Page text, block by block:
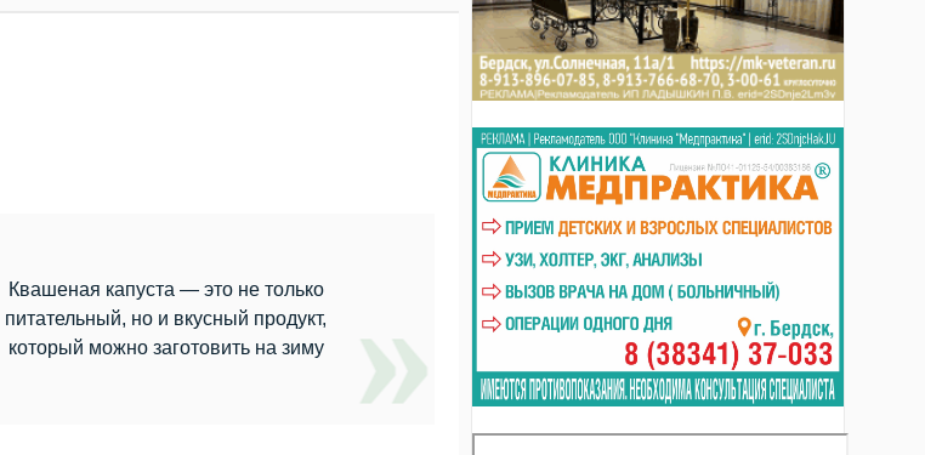
Квашеная капуста — это не только
питательный, но и вкусный продукт,
который можно заготовить на зиму